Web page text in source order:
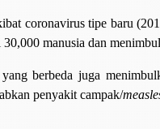
coronavirus tipe baru
manusia dan
berbeda juga
penyakit campak/